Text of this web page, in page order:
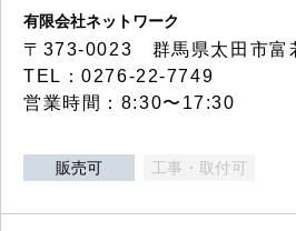
有限会社ネットワーク
〒373-0023 群馬県太田市富
TEL：0276-22-7749
営業時間：8:30〜17:30
販売可 工事・取付可